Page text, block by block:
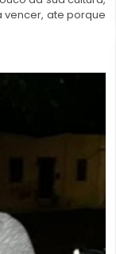
vencer, ate porque